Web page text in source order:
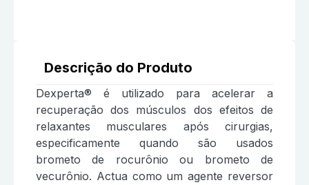
Descrição do Produto
Dexperta® é utilizado para acelerar a
recuperação dos músculos dos efeitos de
relaxantes musculares após cirurgias,
especificamente quando são usados
brometo de rocurônio ou brometo de
vecurônio. Actua como um agente reversor